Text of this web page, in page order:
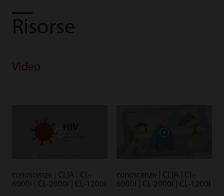
Risorse
Video
conoscenze | CLIA | CL-
6000i | CL-2000i | CL-1200i
conoscenze | CLIA | CL-
6000i | CL-2000i | CL-1200i